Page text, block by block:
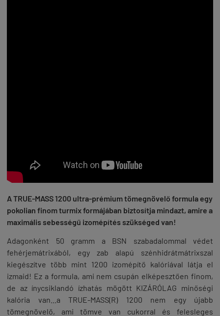
A TRUE-MASS 1200 ultra-prémium tömegnövelő formula egy
pokolian finom turmix formájában biztosítja mindazt, amire a
maximális sebességű izomépítés szükséged van!
Adagonként 50 gramm a BSN szabadalommal védet
fehérjemátrixából, egy zab alapú szénhidrátmátrixszal
kiegészítve több mint 1200 izomépítő kalóriával látja el
izmaid! Ez a formula, ami nem csupán elképesztően finom,
de az ínycsiklandó ízhatás mögött KIZÁRÓLAG minőségi
kalória van...a TRUE-MASS(R) 1200 nem egy újabb
tömegnövelő, ami tömve van cukorral és felesleges